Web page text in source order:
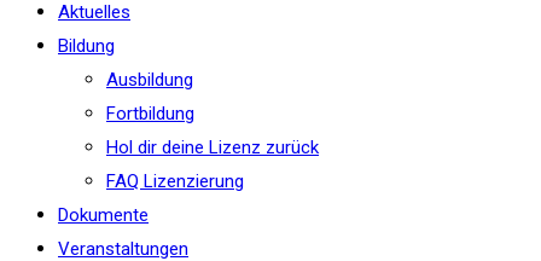
Aktuelles
Bildung
Ausbildung
Fortbildung
Hol dir deine Lizenz zurück
FAQ Lizenzierung
Dokumente
Veranstaltungen